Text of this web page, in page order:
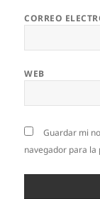
CORREO
WEB
Guardar mi
navegador para la